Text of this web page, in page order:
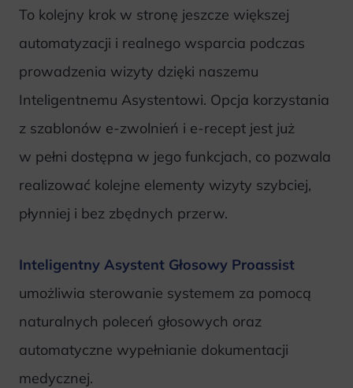
To kolejny krok w stronę jeszcze większej
automatyzacji i realnego wsparcia podczas
prowadzenia wizyty dzięki naszemu
Inteligentnemu Asystentowi. Opcja korzystania
z szablonów e-zwolnień i e-recept jest już
w pełni dostępna w jego funkcjach, co pozwala
realizować kolejne elementy wizyty szybciej,
płynniej i bez zbędnych przerw.
Inteligentny Asystent Głosowy Proassist
umożliwia sterowanie systemem za pomocą
naturalnych poleceń głosowych oraz
automatyczne wypełnianie dokumentacji
medycznej.